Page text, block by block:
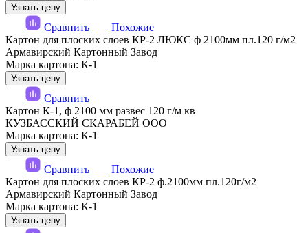
Узнать цену
Сравнить
Похожие
Картон для плоских слоев КР-2 ЛЮКС ф 2100мм пл.120 г/м2
Армавирский Картонный Завод
Марка картона: К-1
Узнать цену
Сравнить
Картон К-1, ф 2100 мм развес 120 г/м кв
КУЗБАССКИЙ СКАРАБЕЙ ООО
Марка картона: К-1
Узнать цену
Сравнить
Похожие
Картон для плоских слоев КР-2 ф.2100мм пл.120г/м2
Армавирский Картонный Завод
Марка картона: К-1
Узнать цену